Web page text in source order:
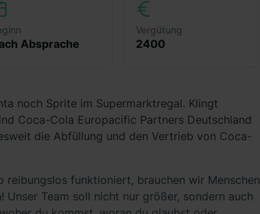
Absprache
Vergütung
2400
noch Sprite im Supermarktregal. Klingt
Coca-Cola Europacific Partners Deutschland
die Abfüllung und den Vertrieb von Coca-
reibungslos funktioniert, brauchen wir Menschen
Unser Team soll nicht nur größer, sondern auch